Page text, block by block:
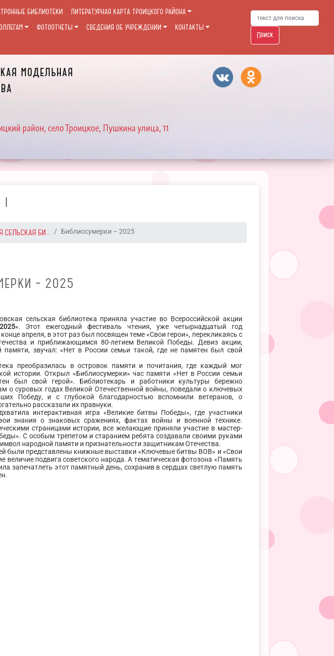
модельная
район, село Троицкое, Пушкина улица, 11
БИБЛИОТЕКИ
ЛИТЕРАТУРНАЯ КАРТА ТРОИЦКОГО РАЙОНА
ФОТООТЧЕТЫ СВЕДЕНИЯ ОБ УЧРЕЖДЕНИИ
КОНТАКТЫ
Поиск
I
СЕЛЬСКАЯ БИ... Библиосумерки – 2025
– 2025
сельская библиотека приняла участие во Всероссийской акции
». Этот ежегодный фестиваль чтения, уже четырнадцатый год
апреля, в этот раз был посвящен теме «Свои герои», перекликаясь с
и приближающимся 80-летием Великой Победы. Девиз акции,
памяти, звучал: «Нет в России семьи такой, где не памятен был свой
преобразилась в островок памяти и почитания, где каждый мог
истории. Открыл «Библиосумерки» час памяти «Нет в России семьи
был свой герой». Библиотекарь и работники культуры бережно
о суровых годах Великой Отечественной войны, поведали о ключевых
Победу, и с глубокой благодарностью вспомнили ветеранов, о
рассказали их правнуки.
интерактивная игра «Великие битвы Победы», где участники
знания о знаковых сражениях, фактах войны и военной технике.
страницами истории, все желающие приняли участие в мастер-
С особым трепетом и старанием ребята создавали своими руками
народной памяти и признательности защитникам Отечества.
были представлены книжные выставки «Ключевые битвы ВОВ» и «Свои
величие подвига советского народа. А тематическая фотозона «Память
запечатлеть этот памятный день, сохранив в сердцах светлую память